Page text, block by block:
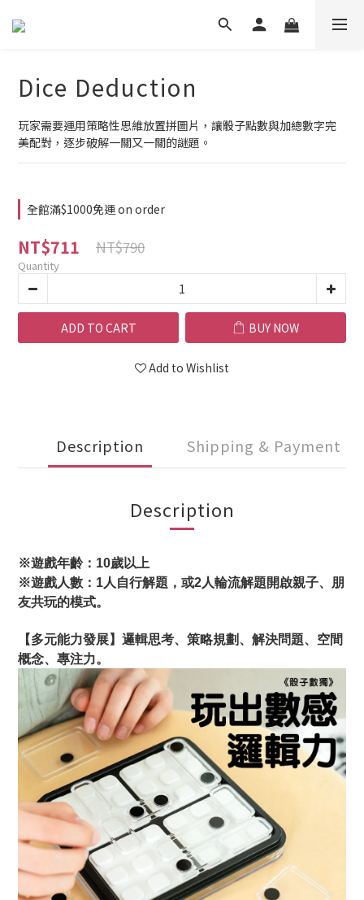
Dice Deduction
玩家需要運用策略性思維放置拼圖片，讓骰子點數與加總數字完
美配對，逐步破解一關又一關的謎題。
全館滿$1000免運 on order
NT$711 NT$790
Quantity
ADD TO CART BUY NOW
Add to Wishlist
Description Shipping & Payment
Description
※遊戲年齡：10歲以上
※遊戲人數：1人自行解題，或2人輪流解題開啟親子、朋
友共玩的模式。
【多元能力發展】邏輯思考、策略規劃、解決問題、空間
概念、專注力。